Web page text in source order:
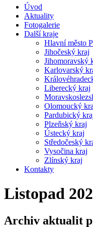
Úvod
Aktuality
Fotogalerie
Další kraje
Hlavní město
Jihočeský kraj
Jihomoravský
Karlovarský
Liberecký kraj
Olomoucký
Pardubický
Plzeňský kraj
Ústecký kraj
Středočeský
Vysočina kraj
Zlínský kraj
Kontakty
Listopad
Archiv aktualit